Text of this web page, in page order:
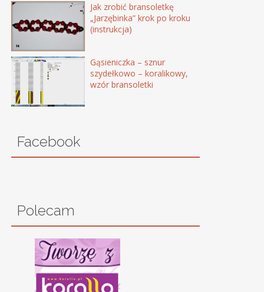
Jak zrobić bransoletkę
„Jarzębinka” krok po kroku
(instrukcja)
Gąsieniczka – sznur
szydełkowo – koralikowy,
wzór bransoletki
Facebook
Polecam